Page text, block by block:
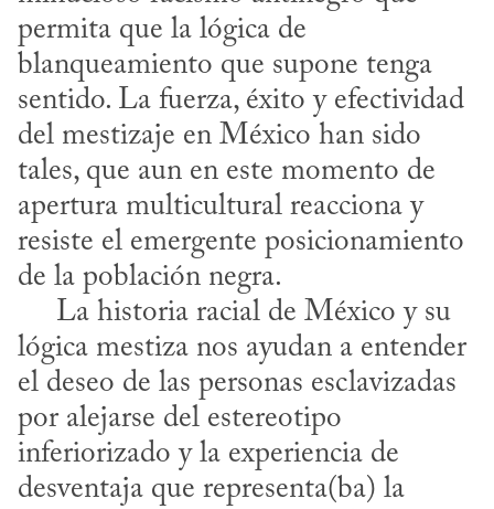
permita que la lógica de
blanqueamiento que supone tenga
sentido. La fuerza, éxito y efectividad
del mestizaje en México han sido
tales, que aun en este momento de
apertura multicultural reacciona y
resiste el emergente posicionamiento
de la población negra.
lógica mestiza nos ayudan a entender
el deseo de las personas esclavizadas
por alejarse del estereotipo
inferiorizado y la experiencia de
desventaja que representa(ba) la